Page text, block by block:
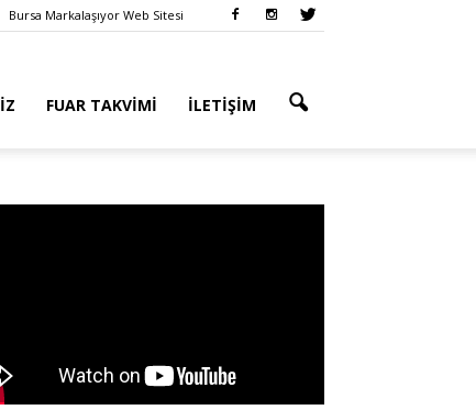
Bursa Markalaşıyor Web Sitesi
FUAR TAKVIMI İLETIŞIM